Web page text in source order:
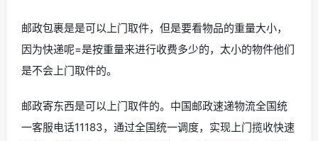
邮政包裹是是可以上门取件，但是要看物品的重量大小，
因为快递呢=是按重量来进行收费多少的，太小的物件他们
是不会上门取件的。
邮政寄东西是可以上门取件的。中国邮政速递物流全国统
一客服电话11183，通过全国统一调度，实现上门揽收快速